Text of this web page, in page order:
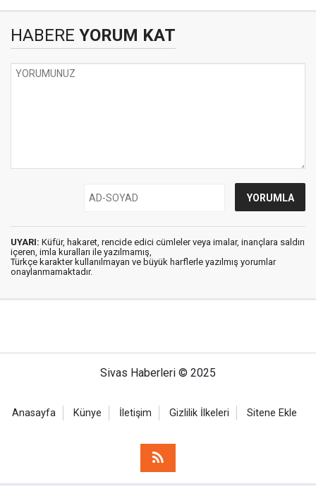
HABERE YORUM KAT
UYARI: Küfür, hakaret, rencide edici cümleler veya imalar, inançlara saldırı
içeren, imla kuralları ile yazılmamış,
Türkçe karakter kullanılmayan ve büyük harflerle yazılmış yorumlar
onaylanmamaktadır.
Sivas Haberleri © 2025
Anasayfa Künye İletişim Gizlilik İlkeleri Sitene Ekle